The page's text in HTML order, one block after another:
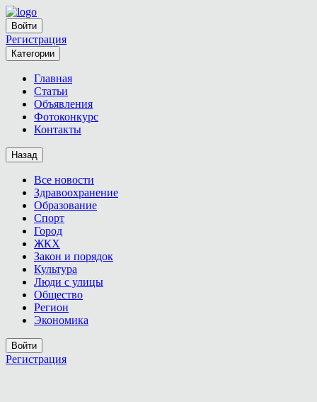
Войти
Регистрация
Категории
Главная
Статьи
Объявления
Фотоконкурс
Контакты
Назад
Все новости
Здравоохранение
Образование
Спорт
Город
ЖКХ
Закон и порядок
Культура
Люди с улицы
Общество
Регион
Экономика
Войти
Регистрация